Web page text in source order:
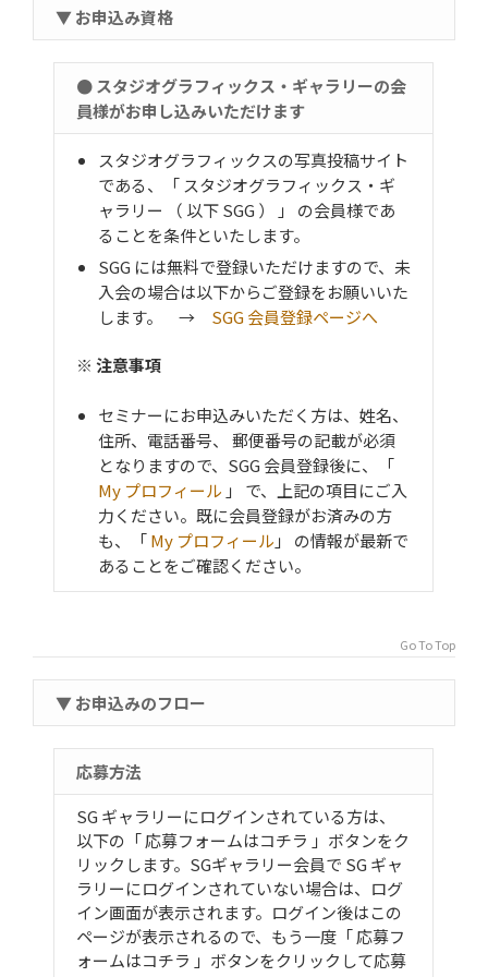
▼ お申込み資格
● スタジオグラフィックス・ギャラリーの会
員様がお申し込みいただけます
スタジオグラフィックスの写真投稿サイト
である、「 スタジオグラフィックス・ギ
ャラリー （ 以下 SGG ） 」 の会員様であ
ることを条件といたします。
SGG には無料で登録いただけますので、未
入会の場合は以下からご登録をお願いいた
します。 → SGG 会員登録ページへ
※ 注意事項
セミナーにお申込みいただく方は、姓名、
住所、電話番号、 郵便番号の記載が必須
となりますので、SGG 会員登録後に、「
My プロフィール 」 で、上記の項目にご入
力ください。既に会員登録がお済みの方
も、「My プロフィール 」 の情報が最新で
あることをご確認ください。
Go To Top
▼ お申込みのフロー
応募方法
SG ギャラリーにログインされている方は、
以下の「 応募フォームはコチラ 」ボタンをク
リックします。SGギャラリー会員で SG ギャ
ラリーにログインされていない場合は、ログ
イン画面が表示されます。ログイン後はこの
ページが表示されるので、もう一度「 応募フ
ォームはコチラ 」ボタンをクリックして応募